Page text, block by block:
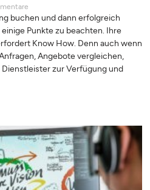
buchen und dann erfolgreich
Punkte zu beachten. Ihre
Know How. Denn auch wenn
Angebote vergleichen,
Dienstleister zur Verfügung und